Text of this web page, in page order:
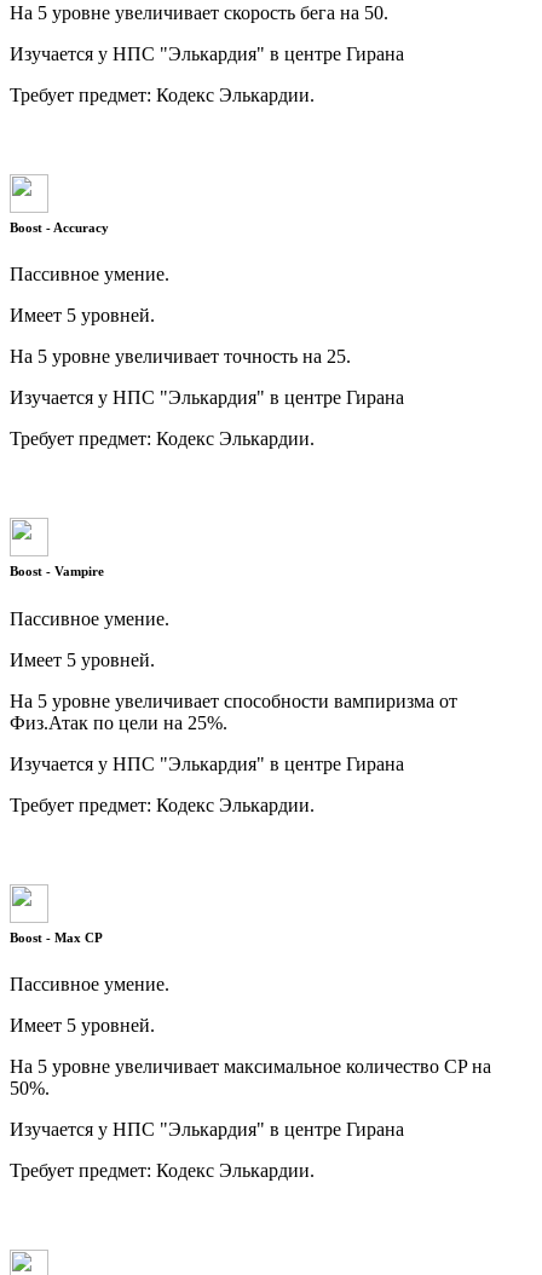
На 5 уровне увеличивает скорость бега на 50.
Изучается у НПС "Элькардия" в центре Гирана
Требует предмет: Кодекс Элькардии.
Boost - Accuracy
Пассивное умение.
Имеет 5 уровней.
На 5 уровне увеличивает точность на 25.
Изучается у НПС "Элькардия" в центре Гирана
Требует предмет: Кодекс Элькардии.
Boost - Vampire
Пассивное умение.
Имеет 5 уровней.
На 5 уровне увеличивает способности вампиризма от
Физ.Атак по цели на 25%.
Изучается у НПС "Элькардия" в центре Гирана
Требует предмет: Кодекс Элькардии.
Boost - Max CP
Пассивное умение.
Имеет 5 уровней.
На 5 уровне увеличивает максимальное количество CP на
50%.
Изучается у НПС "Элькардия" в центре Гирана
Требует предмет: Кодекс Элькардии.